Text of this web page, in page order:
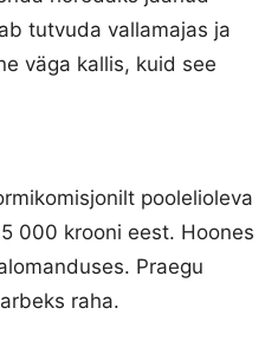
tutvuda vallamajas ja
väga kallis, kuid see
poolelioleva
000 krooni eest. Hoones
Praegu
raha.